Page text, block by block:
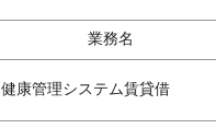
業務名
健康管理システム賃貸借